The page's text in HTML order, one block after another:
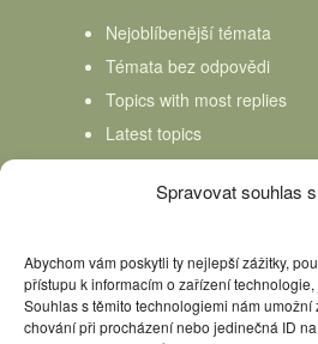
Spravovat souhlas
Abychom vám poskytli ty nejlepší zážitky,
přístupu k informacím o zařízení
Souhlas s těmito technologiemi nám
chování při procházení nebo jedinečná ID
Nejoblíbenější témata
Témata bez odpovědi
Topics with most replies
Latest topics
Topics Freshness